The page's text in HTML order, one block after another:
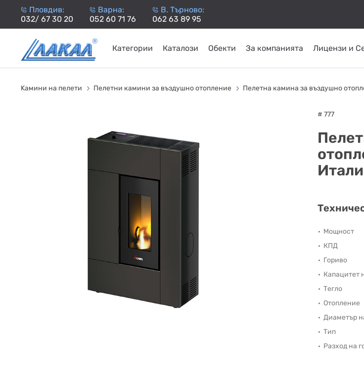
Пловдив:
032/ 67 30 20
Варна:
052 60 71 76
В. Търново:
062 63 89 95
Категории
НА
НА
КОТЛИ
НА
ТЕРМОПОМПИ ГОРЕЛКИ
INOX
Каталози Обекти За компанията Лицензи и
Kамини на пелети Пелетни камини за въздушно отопление Пелетна камина за въздушно
# 777
Мощност
КПД
Гориво
Капацитет
Тегло
Отопление
Диаметър
Тип
Разход на